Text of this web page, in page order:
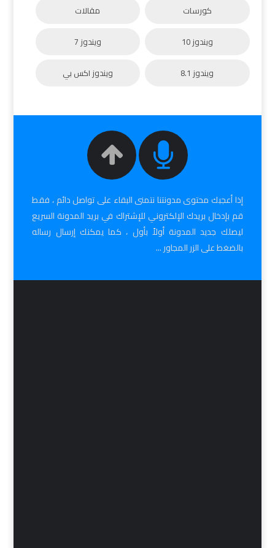
كورسات مقالات
ويندوز 10 ويندوز 7
ويندوز 8.1 ويندوز اكس بي
إذا أعجبك محتوى مدونتنا نتمنى البقاء على تواصل دائم ، فقط
قم بإدخال بريدك الإلكتروني للإشتراك في بريد المدونة السريع
ليصلك جديد المدونة أولاً بأول ، كما يمكنك إرسال رساله
بالضغط على الزر المجاور ...